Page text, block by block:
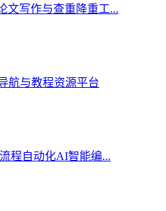
文写作与查重降重工...
航与教程资源平台
程自动化AI智能编...